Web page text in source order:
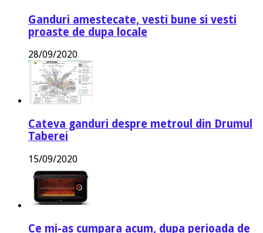
Ganduri amestecate, vesti bune si vesti
proaste de dupa locale
28/09/2020
Cateva ganduri despre metroul din Drumul
Taberei
15/09/2020
Ce mi-as cumpara acum, dupa perioada de